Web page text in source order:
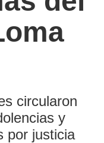
circularon
y
por justicia